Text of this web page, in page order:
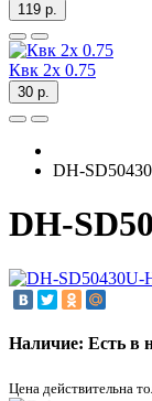
119 р.
Квк 2х 0.75
30 р.
DH-
DH-
Наличие: Есть в
Цена действительна